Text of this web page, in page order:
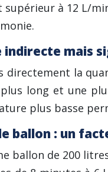
supérieur à 12 L/
indirecte mais
directement la
long et une
plus basse
ballon : un
ballon de 200